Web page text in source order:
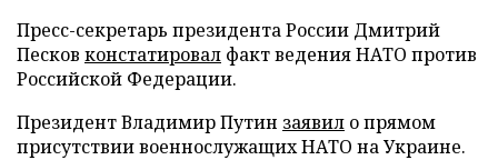
Пресс-секретарь президента России Дмитрий
Песков констатировал факт ведения НАТО против
Российской Федерации.
Президент Владимир Путин заявил о прямом
присутствии военнослужащих НАТО на Украине.